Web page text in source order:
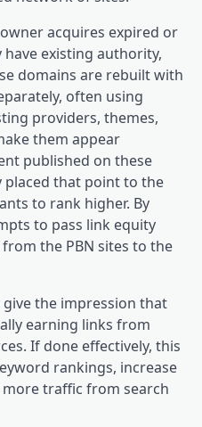
acquires expired or
existing authority,
domains are rebuilt with
often using
providers, themes,
them appear
published on these
placed that point to the
to rank higher. By
to pass link equity
from the PBN sites to the
give the impression that
earning links from
If done effectively, this
rankings, increase
traffic from search